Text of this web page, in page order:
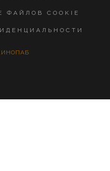
COOKIE